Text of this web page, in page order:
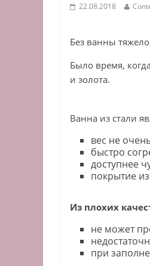
22.08.2018
Без ванны
Было время,
и золота.
Ванна из стали
вес не
быстро
доступнее
покрытие
Из плохих
не может
при